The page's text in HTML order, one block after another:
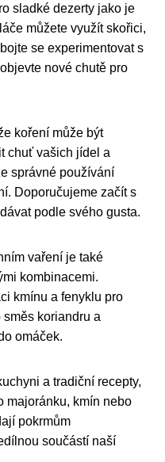
sladké dezerty jako je
můžete využít skořici,
se experimentovat s
nové chutě pro
koření může být
chuť vašich jídel a
správné používání
Doporučujeme začít s
podle svého gusta.
vaření je také
kombinacemi.
kmínu a fenyklu pro
koriandru a
omáček.
a tradiční recepty,
majoránku, kmín nebo
pokrmům
součástí naší